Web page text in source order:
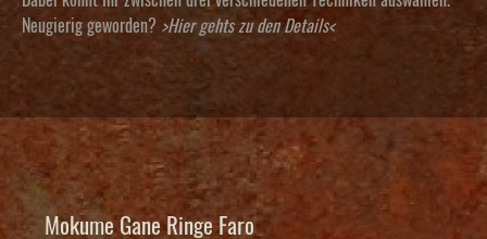
Mokume Gane Ringe Faro
Neugierig geworden? >Hier gehts zu den Details<